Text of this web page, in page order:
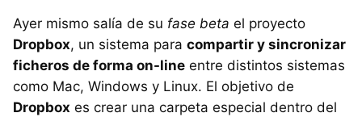
Ayer mismo salía de su fase beta el proyecto
Dropbox, un sistema para compartir y sincronizar
ficheros de forma on-line entre distintos sistemas
como Mac, Windows y Linux. El objetivo de
Dropbox es crear una carpeta especial dentro del